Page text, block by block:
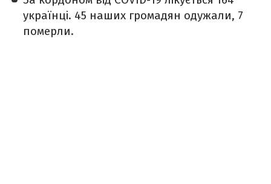
українці. 45 наших громадян одужали, 7
померли.